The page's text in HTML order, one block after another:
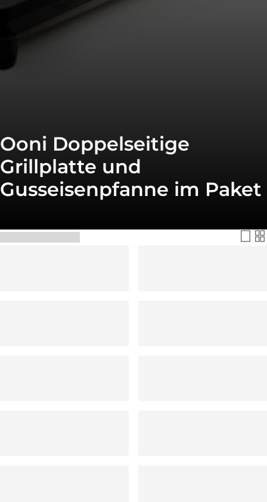
Ooni Doppelseitige
Grillplatte und
Gusseisenpfanne im Paket